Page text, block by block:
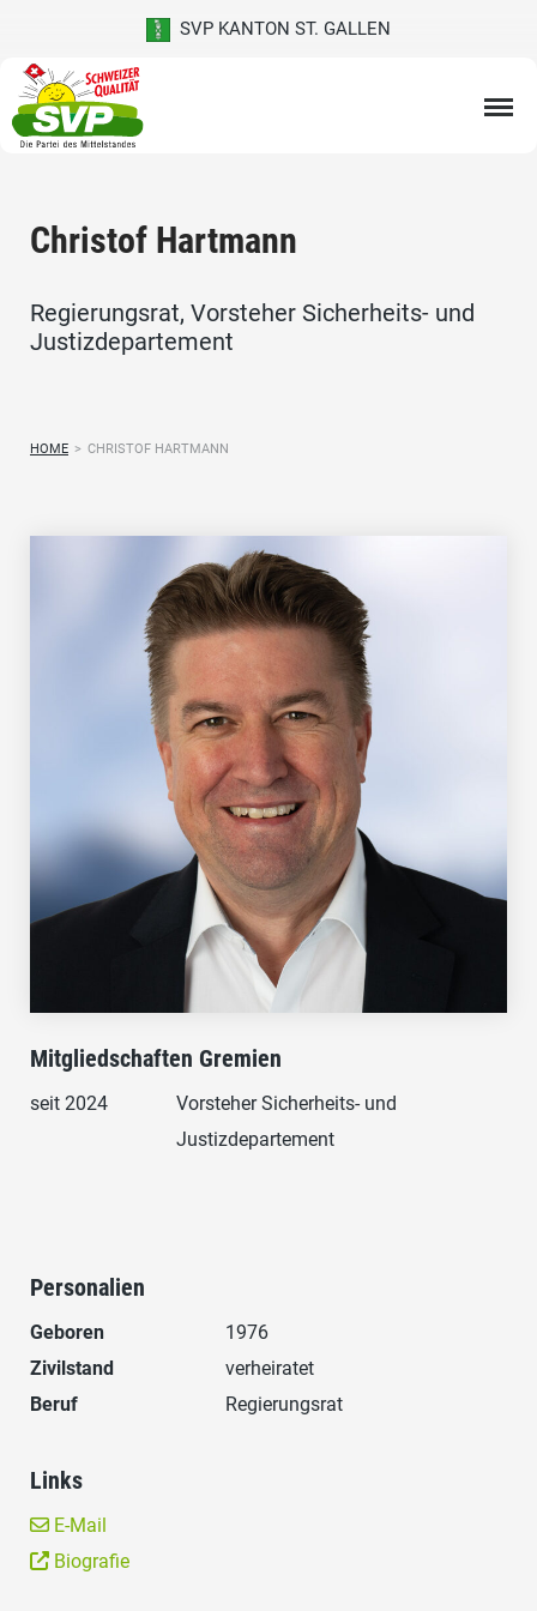
SVP KANTON ST. GALLEN
Christof Hartmann
Regierungsrat, Vorsteher Sicherheits- und
Justizdepartement
HOME > CHRISTOF HARTMANN
Mitgliedschaften Gremien
seit 2024
Vorsteher Sicherheits- und
Justizdepartement
Personalien
Geboren
1976
Zivilstand
verheiratet
Beruf
Regierungsrat
Links
E-Mail
Biografie